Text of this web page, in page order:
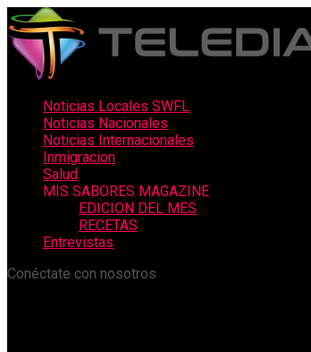
Noticias Locales SWFL
Noticias Nacionales
Noticias Internacionales
Inmigracion
Salud
MIS SABORES MAGAZINE
EDICION DEL MES
RECETAS
Entrevistas
Conéctate con nosotros